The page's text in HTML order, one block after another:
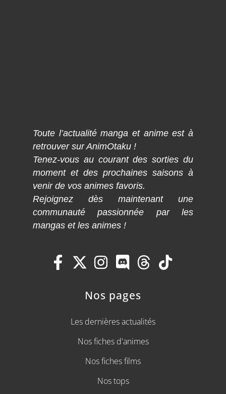
Toute l’actualité manga et anime est à
retrouver sur AnimOtaku !
Tenez-vous au courant des sorties du
moment et des prochaines saisons à
venir de vos animes favoris.
Rejoignez dès maintenant une
communauté passionnée par les
mangas et les animes !
Nos pages
Les dernières actualités
Nos fiches d'animes
Nos fiches films
Nos tops